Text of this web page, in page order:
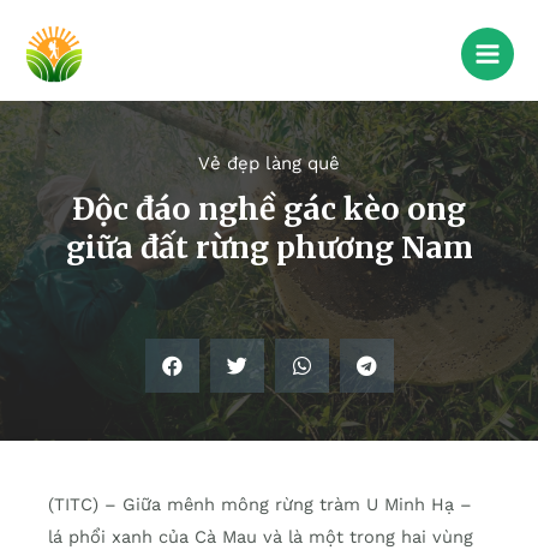
Vẻ đẹp làng quê
Độc đáo nghề gác kèo ong
giữa đất rừng phương Nam
(TITC) – Giữa mênh mông rừng tràm U Minh Hạ –
lá phổi xanh của Cà Mau và là một trong hai vùng